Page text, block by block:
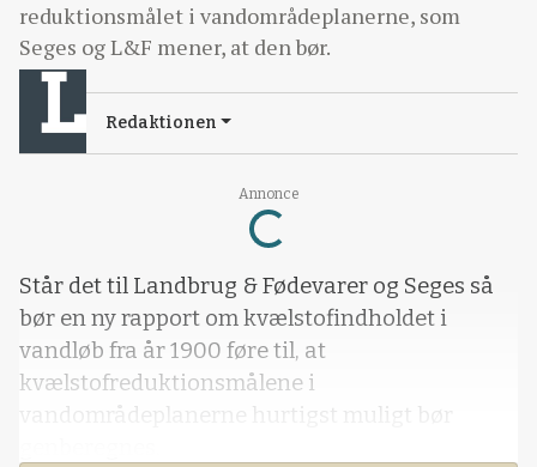
Annonce
Loading...
reduktionsmålet i vandområdeplanerne, som
Seges og L&F mener, at den bør.
Redaktionen
Står det til Landbrug & Fødevarer og Seges så
bør en ny rapport om kvælstofindholdet i
vandløb fra år 1900 føre til, at
kvælstofreduktionsmålene i
vandområdeplanerne hurtigst muligt bør